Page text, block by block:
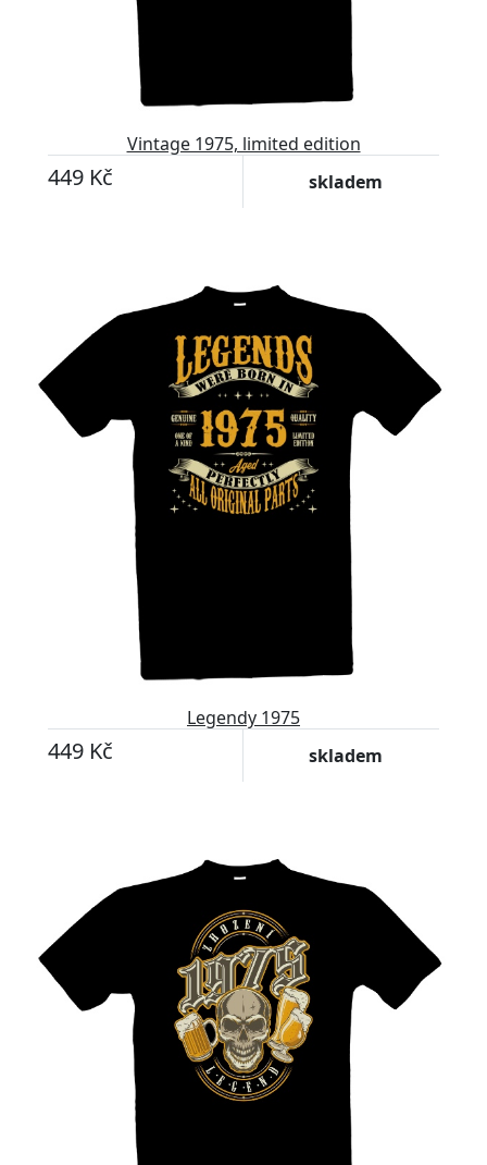
Vintage 1975, limited edition
449 Kč skladem
Legendy 1975
449 Kč skladem